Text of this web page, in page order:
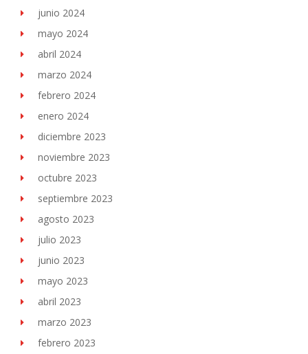
junio 2024
mayo 2024
abril 2024
marzo 2024
febrero 2024
enero 2024
diciembre 2023
noviembre 2023
octubre 2023
septiembre 2023
agosto 2023
julio 2023
junio 2023
mayo 2023
abril 2023
marzo 2023
febrero 2023